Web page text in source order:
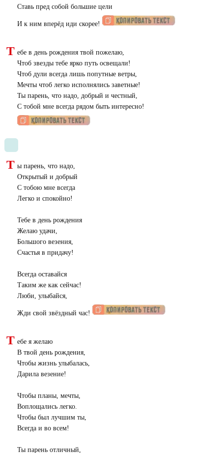
Ставь пред собой большие цели
И к ним вперёд иди скорее!
Т ебе в день рождения твой пожелаю,
Чтоб звезды тебе ярко путь освещали!
Чтоб дули всегда лишь попутные ветры,
Мечты чтоб легко исполнялись заветные!
Ты парень, что надо, добрый и честный,
С тобой мне всегда рядом быть интересно!
Т ы парень, что надо,
Открытый и добрый
С тобою мне всегда
Легко и спокойно!
Тебе в день рождения
Желаю удачи,
Большого везения,
Счастья в придачу!
Всегда оставайся
Таким же как сейчас!
Люби, улыбайся,
Жди свой звёздный час!
Т ебе я желаю
В твой день рождения,
Чтобы жизнь улыбалась,
Дарила везение!
Чтобы планы, мечты,
Воплощались легко.
Чтобы был лучшим ты,
Всегда и во всем!
Ты парень отличный,